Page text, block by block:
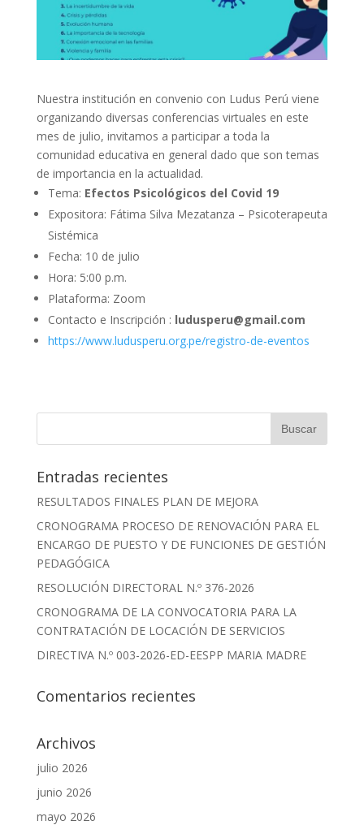
Nuestra institución en convenio con Ludus Perú viene
organizando diversas conferencias virtuales en este
mes de julio, invitamos a participar a toda la
comunidad educativa en general dado que son temas
de importancia en la actualidad.
Tema: Efectos Psicológicos del Covid 19
Expositora: Fátima Silva Mezatanza – Psicoterapeuta
Sistémica
Fecha: 10 de julio
Hora: 5:00 p.m.
Plataforma: Zoom
Contacto e Inscripción : ludusperu@gmail.com
https://www.ludusperu.org.pe/registro-de-eventos
Entradas recientes
RESULTADOS FINALES PLAN DE MEJORA
CRONOGRAMA PROCESO DE RENOVACIÓN PARA EL
ENCARGO DE PUESTO Y DE FUNCIONES DE GESTIÓN
PEDAGÓGICA
RESOLUCIÓN DIRECTORAL N.º 376-2026
CRONOGRAMA DE LA CONVOCATORIA PARA LA
CONTRATACIÓN DE LOCACIÓN DE SERVICIOS
DIRECTIVA N.º 003-2026-ED-EESPP MARIA MADRE
Comentarios recientes
Archivos
julio 2026
junio 2026
mayo 2026